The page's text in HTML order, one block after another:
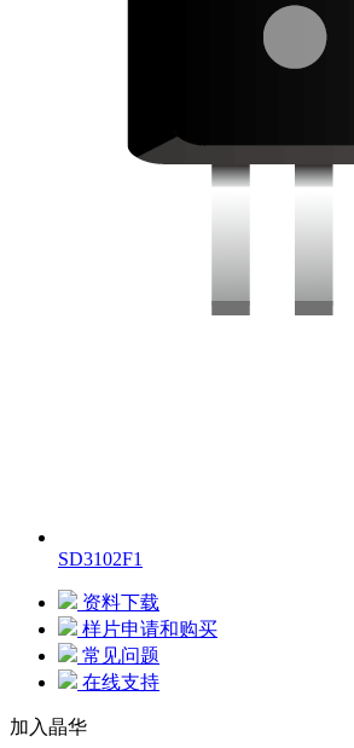
SD3102F1
资料下载
样片申请和购买
常见问题
在线支持
加入晶华